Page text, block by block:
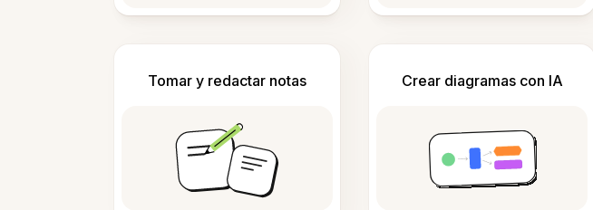
Tomar y redactar notas Crear diagramas con IA